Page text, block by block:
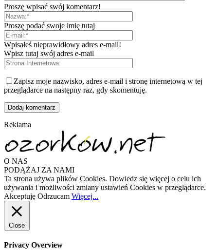
Proszę wpisać swój komentarz!
Proszę podać swoje imię tutaj
Wpisałeś nieprawidłowy adres e-mail!
Wpisz tutaj swój adres e-mail
Zapisz moje nazwisko, adres e-mail i stronę internetową w tej
przeglądarce na następny raz, gdy skomentuję.
Reklama
O NAS
PODĄŻAJ ZA NAMI
Ta strona używa plików Cookies. Dowiedz się więcej o celu ich
używania i możliwości zmiany ustawień Cookies w przeglądarce.
Akceptuję Odrzucam Więcej...
Close
Privacy Overview